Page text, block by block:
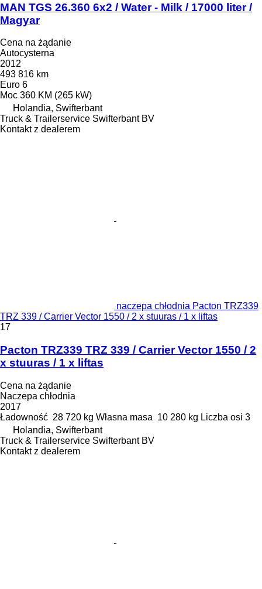
MAN TGS 26.360 6x2 / Water - Milk / 17000 liter /
Magyar
Cena na żądanie
Autocysterna
2012
493 816 km
Euro 6
Moc 360 KM (265 kW)
Holandia, Swifterbant
Truck & Trailerservice Swifterbant BV
Kontakt z dealerem
naczepa chłodnia Pacton TRZ339
TRZ 339 / Carrier Vector 1550 / 2 x stuuras / 1 x liftas
17
Pacton TRZ339 TRZ 339 / Carrier Vector 1550 / 2
x stuuras / 1 x liftas
Cena na żądanie
Naczepa chłodnia
2017
Ładowność 28 720 kg Własna masa 10 280 kg Liczba osi 3
Holandia, Swifterbant
Truck & Trailerservice Swifterbant BV
Kontakt z dealerem